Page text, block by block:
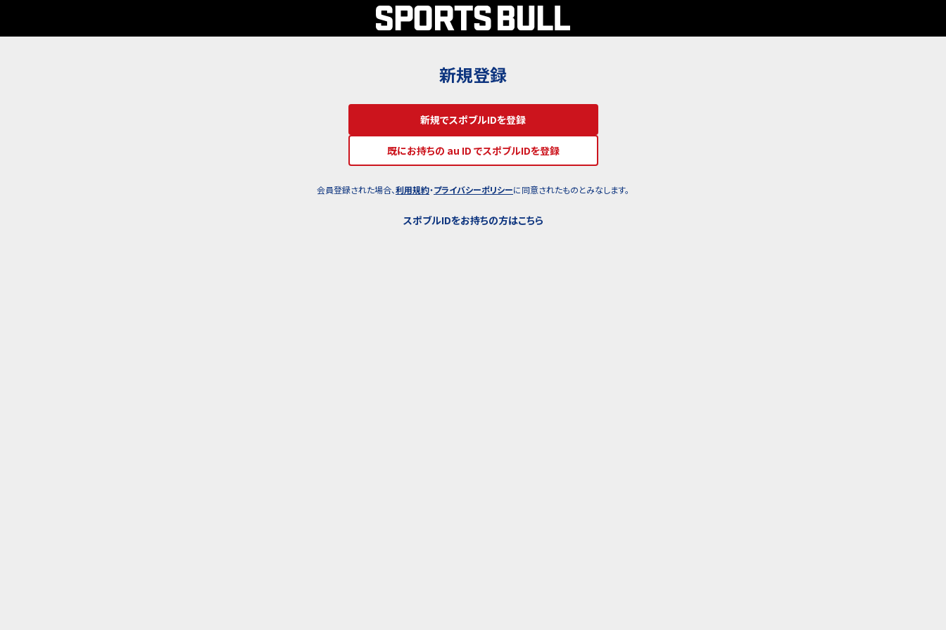
新規登録
新規でスポブルIDを登録
既にお持ちの au ID でスポブルIDを登録
会員登録された場合、利用規約・プライバシーポリシーに同意されたものとみなします。
スポブルIDをお持ちの方はこちら